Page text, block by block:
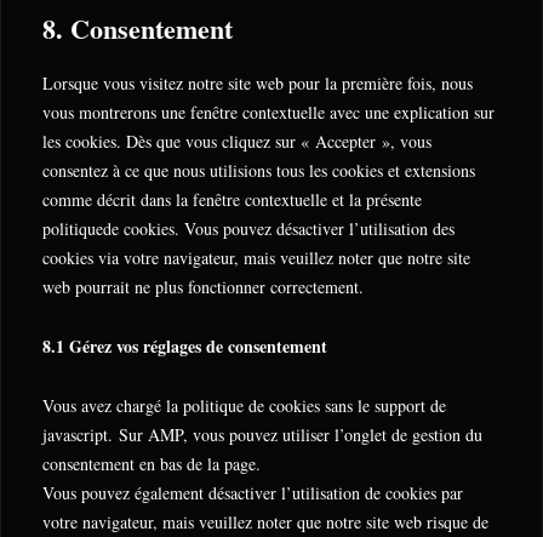
divers
8. Consentement
Lorsque vous visitez notre site web pour la première fois, nous
vous montrerons une fenêtre contextuelle avec une explication sur
les cookies. Dès que vous cliquez sur « Accepter », vous
consentez à ce que nous utilisions tous les cookies et extensions
comme décrit dans la fenêtre contextuelle et la présente
politiquede cookies. Vous pouvez désactiver l’utilisation des
cookies via votre navigateur, mais veuillez noter que notre site
web pourrait ne plus fonctionner correctement.
8.1 Gérez vos réglages de consentement
Vous avez chargé la politique de cookies sans le support de
javascript. Sur AMP, vous pouvez utiliser l’onglet de gestion du
consentement en bas de la page.
Vous pouvez également désactiver l’utilisation de cookies par
votre navigateur, mais veuillez noter que notre site web risque de